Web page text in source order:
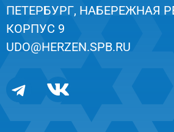
ПЕТЕРБУРГ, НАБЕРЕЖНАЯ
КОРПУС 9
UDO@HERZEN.SPB.RU